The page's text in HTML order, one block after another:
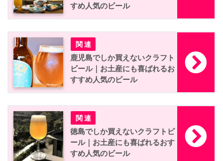
すめ人気のビール
鹿児島でしか買えないクラフト
ビール｜お土産にも喜ばれるお
すすめ人気のビール
徳島でしか買えないクラフトビ
ール｜お土産にも喜ばれるおす
すめ人気のビール